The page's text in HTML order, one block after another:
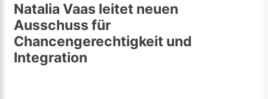
Natalia Vaas leitet neuen
Ausschuss für
Chancengerechtigkeit und
Integration